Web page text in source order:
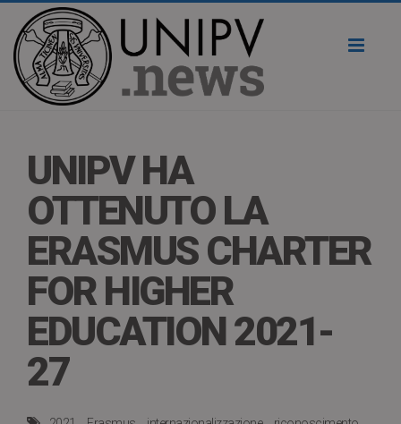
UNIPV HA
OTTENUTO LA
ERASMUS CHARTER
FOR HIGHER
EDUCATION 2021-
27